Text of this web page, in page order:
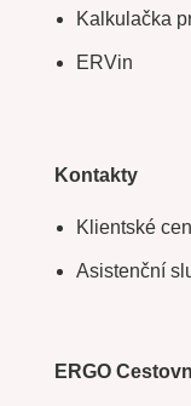
Kalkulačka
ERVin
Kontakty
Klientské
Asistenční
ERGO